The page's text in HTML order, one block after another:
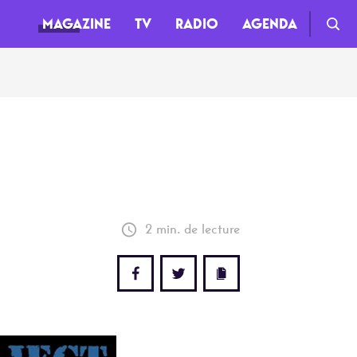
MAGAZINE TV RADIO AGENDA
Documentaires
Web-séries
2 min. de lecture